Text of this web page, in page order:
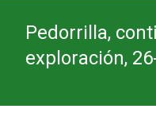
Pedorrilla,
exploración,